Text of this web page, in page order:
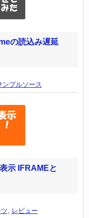
の読込み遅延
ンプルソース
示 IFRAMEと
, レビュー